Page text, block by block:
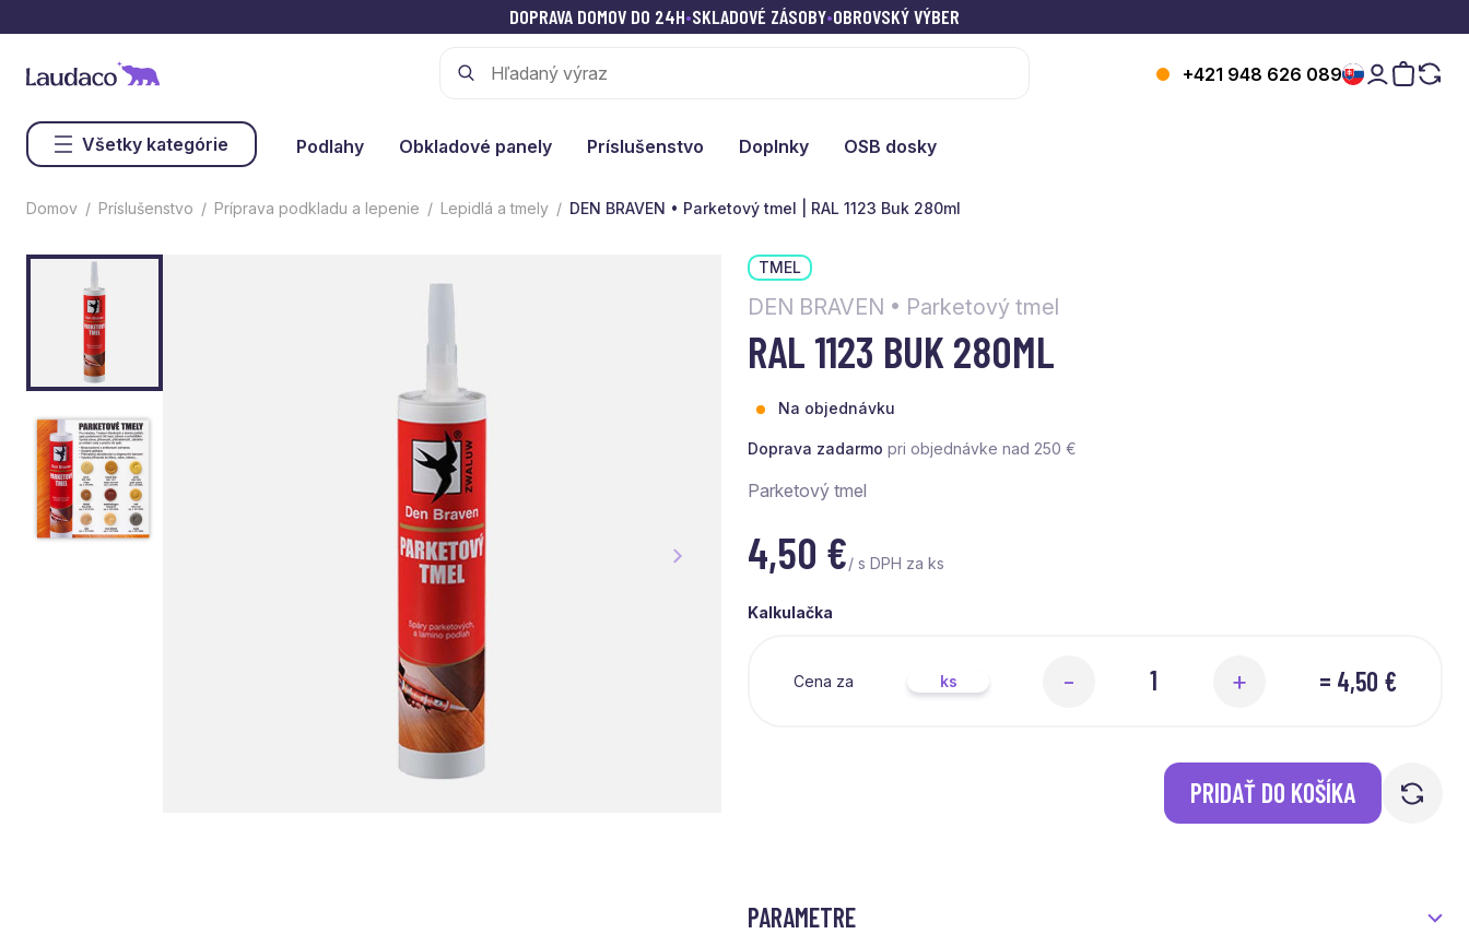
DOPRAVA DOMOV DO 24H•SKLADOVÉ ZÁSOBY•OBROVSKÝ VÝBER
+421 948 626 089
Všetky kategórie Podlahy Obkladové panely Príslušenstvo Doplnky OSB dosky
Domov Príslušenstvo Príprava podkladu a lepenie Lepidlá a tmely DEN BRAVEN • Parketový tmel | RAL 1123 Buk 280ml
TMEL
DEN BRAVEN • Parketový tmel
RAL 1123 BUK 280ML
Na objednávku
Doprava zadarmo pri objednávke nad 250 €
Parketový tmel
4,50 €/ s DPH za ks
Kalkulačka
Cena za ks - + = 4,50 €
PRIDAŤ DO KOŠÍKA
PARAMETRE